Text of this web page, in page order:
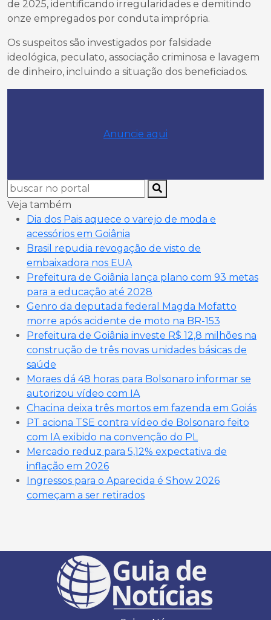
de 2025, identificando irregularidades e demitindo
onze empregados por conduta imprópria.
Os suspeitos são investigados por falsidade
ideológica, peculato, associação criminosa e lavagem
de dinheiro, incluindo a situação dos beneficiados.
Anuncie aqui
Veja também
Dia dos Pais aquece o varejo de moda e
acessórios em Goiânia
Brasil repudia revogação de visto de
embaixadora nos EUA
Prefeitura de Goiânia lança plano com 93 metas
para a educação até 2028
Genro da deputada federal Magda Mofatto
morre após acidente de moto na BR-153
Prefeitura de Goiânia investe R$ 12,8 milhões na
construção de três novas unidades básicas de
saúde
Moraes dá 48 horas para Bolsonaro informar se
autorizou vídeo com IA
Chacina deixa três mortos em fazenda em Goiás
PT aciona TSE contra vídeo de Bolsonaro feito
com IA exibido na convenção do PL
Mercado reduz para 5,12% expectativa de
inflação em 2026
Ingressos para o Aparecida é Show 2026
começam a ser retirados